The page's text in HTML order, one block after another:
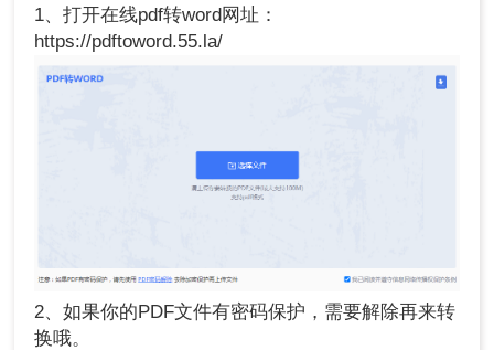
1、打开在线pdf转word网址：
https://pdftoword.55.la/
2、如果你的PDF文件有密码保护，需要解除再来转
换哦。